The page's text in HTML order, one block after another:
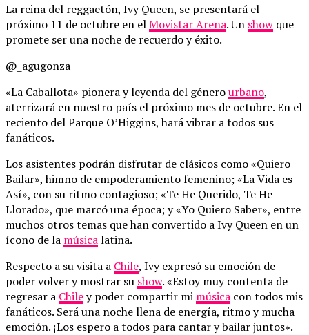
La reina del reggaetón, Ivy Queen, se presentará el
próximo 11 de octubre en elMovistar Arena. Un show que
promete ser una noche de recuerdo y éxito.
@_agugonza
«La Caballota» pionera y leyenda del génerourbano,
aterrizará en nuestro país el próximo mes de octubre. En el
reciento del Parque O’Higgins, hará vibrar a todos sus
fanáticos.
Los asistentes podrán disfrutar de clásicos como «Quiero
Bailar», himno de empoderamiento femenino; «La Vida es
Así», con su ritmo contagioso; «Te He Querido, Te He
Llorado», que marcó una época; y «Yo Quiero Saber», entre
muchos otros temas que han convertido a Ivy Queen en un
ícono de la músicalatina.
Respecto a su visita a Chile, Ivy expresó su emoción de
poder volver y mostrar su show. «Estoy muy contenta de
regresar a Chiley poder compartir mi música con todos mis
fanáticos. Será una noche llena de energía, ritmo y mucha
emoción. ¡Los espero a todos para cantar y bailar juntos».